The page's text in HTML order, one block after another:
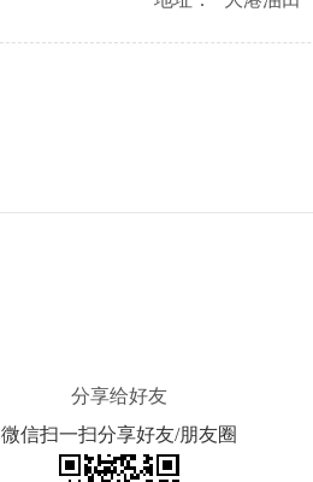
分享给好友
微信扫一扫分享好友/朋友圈